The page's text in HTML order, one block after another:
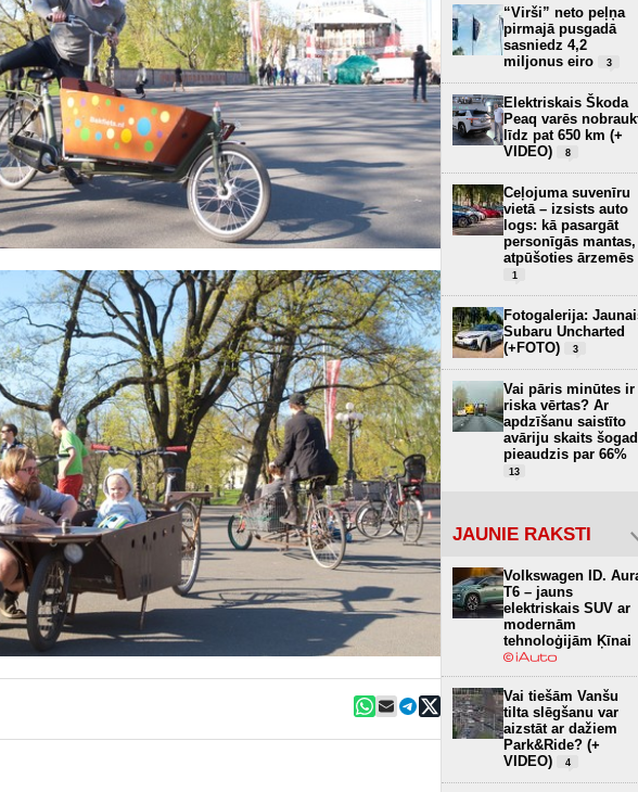
“Virši” neto peļņa
pirmajā pusgadā
sasniedz 4,2
miljonus eiro
3
Elektriskais Škoda
Peaq varēs
līdz pat 650 km (+
VIDEO)
8
Ceļojuma suvenīru
vietā – izsists auto
logs: kā pasargāt
personīgās mantas,
atpūšoties ārzemēs
1
Fotogalerija:
Subaru Uncharted
(+FOTO)
3
Vai pāris minūtes ir
riska vērtas? Ar
apdzīšanu saistīto
avāriju skaits šogad
pieaudzis par 66%
13
JAUNIE RAKSTI
Volkswagen ID.
T6 – jauns
elektriskais SUV ar
modernām
tehnoloģijām Ķīnai
Vai tiešām Vanšu
tilta slēgšanu var
aizstāt ar dažiem
Park&Ride? (+
VIDEO)
4